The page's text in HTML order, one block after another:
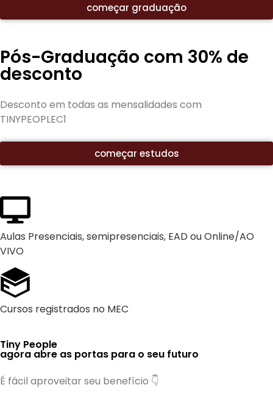
começar graduação
Pós-Graduação com 30% de
desconto
Desconto em todas as mensalidades com
TINYPEOPLEC1
começar estudos
Aulas Presenciais, semipresenciais, EAD ou Online/AO
VIVO
Cursos registrados no MEC
Tiny People
agora abre as portas para o seu futuro
É fácil aproveitar seu benefício 👇